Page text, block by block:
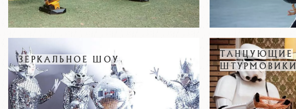
ЗЕРКАЛЬНОЕ ШОУ
ТАНЦУЮЩИЕ
ШТУРМОВИКИ